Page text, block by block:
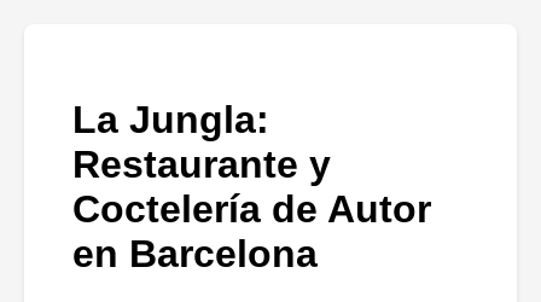
La Jungla:
Restaurante y
Coctelería de Autor
en Barcelona